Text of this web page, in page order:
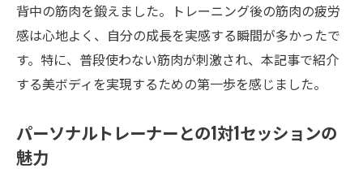
背中の筋肉を鍛えました。トレーニング後の筋肉の疲労
感は心地よく、自分の成長を実感する瞬間が多かったで
す。特に、普段使わない筋肉が刺激され、本記事で紹介
する美ボディを実現するための第一歩を感じました。
パーソナルトレーナーとの1対1セッションの
魅力